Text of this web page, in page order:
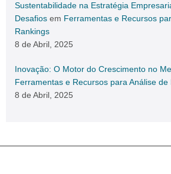
Sustentabilidade na Estratégia
Desafios em Ferramentas e Recursos
Rankings
8 de Abril, 2025
Inovação: O Motor do Crescimento no
Ferramentas e Recursos para Análise de
8 de Abril, 2025